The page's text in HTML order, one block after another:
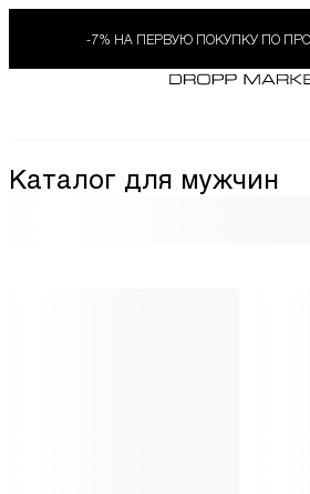
-7% НА ПЕРВУЮ ПОКУПКУ ПО
Каталог для мужчин